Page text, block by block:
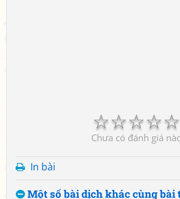
☆
☆
☆
☆
☆
Chưa có đánh giá
In bài
Một số bài dịch khác cùng bài